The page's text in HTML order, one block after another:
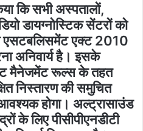
कि सभी अस्पतालों,
डायग्नोस्टिक सेंटरों को
एसटबलिसमेंट एक्ट 2010
अनिवार्य है। इसके
मैनेजमेंट रूल्स के तहत
निस्तारण की समुचित
होगा। अल्ट्रासाउंड
के लिए पीसीपीएनडीटी